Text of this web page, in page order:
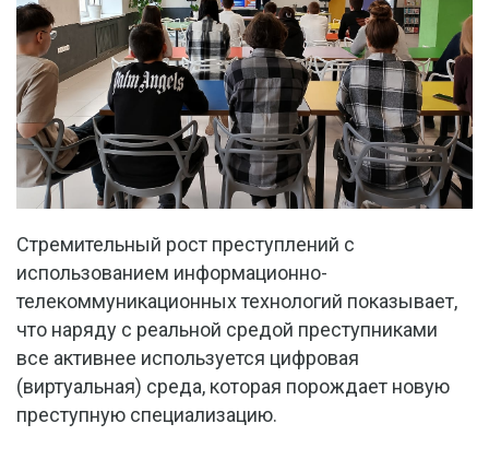
Стремительный рост преступлений с
использованием информационно-
телекоммуникационных технологий показывает,
что наряду с реальной средой преступниками
все активнее используется цифровая
(виртуальная) среда, которая порождает новую
преступную специализацию.